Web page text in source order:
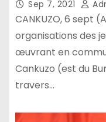
Sep 7, 2021
CANKUZO, 6 sept
organisations des
œuvrant en
Cankuzo (est du
travers…